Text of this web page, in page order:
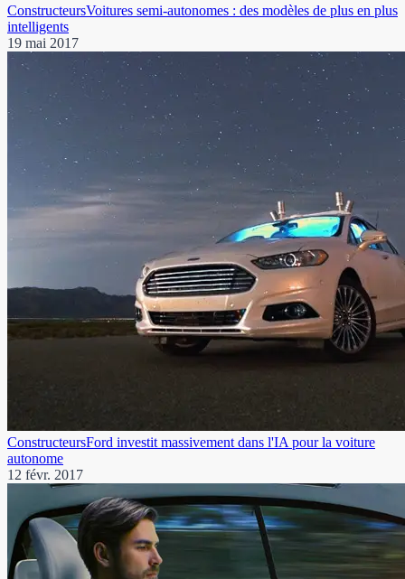
ConstructeursVoitures semi-autonomes : des modèles de plus en plus
intelligents
19 mai 2017
ConstructeursFord investit massivement dans l'IA pour la voiture
autonome
12 févr. 2017